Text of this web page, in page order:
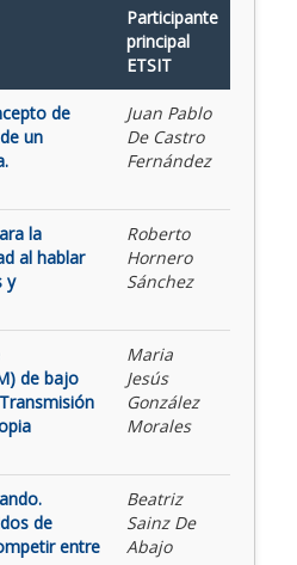
Participante
principal
ETSIT
de
un
Juan Pablo
De Castro
Fernández
la
al hablar
y
Roberto
Hornero
Sánchez
de bajo
Maria
Jesús
González
Morales
de
entre
Beatriz
Sainz De
Abajo